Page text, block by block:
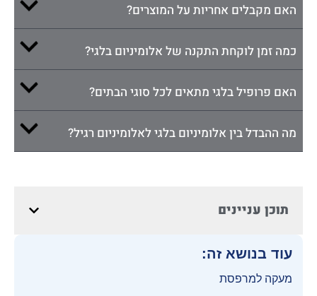
תוכן עניינים
עוד בנושא זה:
מעקה למרפסת
האם מקבלים אחריות על המוצרים?
כמה זמן לוקחת התקנה של אלומיניום בלגי?
האם פרופיל בלגי מתאים לכל סוגי הבתים?
מה ההבדל בין אלומיניום בלגי לאלומיניום רגיל?